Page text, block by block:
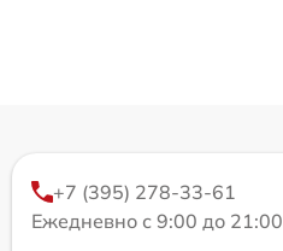
+7 (395) 278-33-61
Ежедневно с 9:00 до 21:00